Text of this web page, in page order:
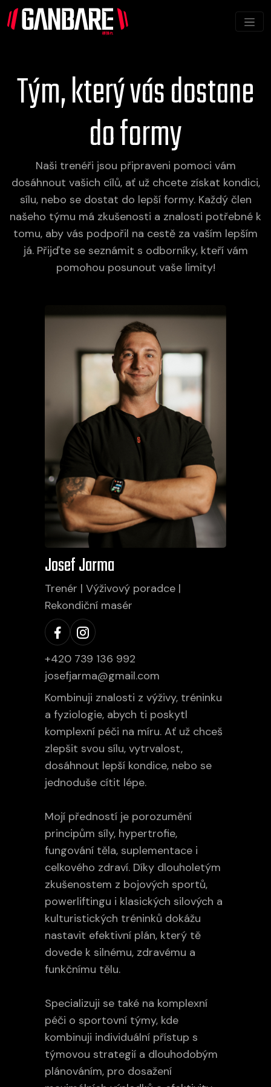
Tým, který vás dostane
do formy
Naši trenéři jsou připraveni pomoci vám
dosáhnout vašich cílů, ať už chcete získat kondici,
sílu, nebo se dostat do lepší formy. Každý člen
našeho týmu má zkušenosti a znalosti potřebné k
tomu, aby vás podpořil na cestě za vaším lepším
já. Přijďte se seznámit s odborníky, kteří vám
pomohou posunout vaše limity!
Josef Jarma
Trenér | Výživový poradce |
Rekondiční masér
+420 739 136 992
josefjarma@gmail.com
Kombinuji znalosti z výživy, tréninku
a fyziologie, abych ti poskytl
komplexní péči na míru. Ať už chceš
zlepšit svou sílu, vytrvalost,
dosáhnout lepší kondice, nebo se
jednoduše cítit lépe.
Mojí předností je porozumění
principům síly, hypertrofie,
fungování těla, suplementace i
celkového zdraví. Díky dlouholetým
zkušenostem z bojových sportů,
powerliftingu i klasických silových a
kulturistických tréninků dokážu
nastavit efektivní plán, který tě
dovede k silnému, zdravému a
funkčnímu tělu.
Specializuji se také na komplexní
péči o sportovní týmy, kde
kombinuji individuální přístup s
týmovou strategií a dlouhodobým
plánováním, pro dosažení